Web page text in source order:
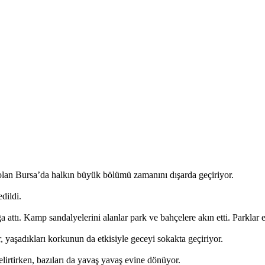
Bursa’da halkın büyük bölümü zamanını dışarda geçiriyor.
Kamp sandalyelerini alanlar park ve bahçelere akın etti. Parklar
yaşadıkları korkunun da etkisiyle geceyi sokakta geçiriyor.
bazıları da yavaş yavaş evine dönüyor.